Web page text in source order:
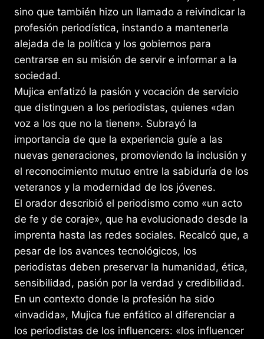
sino que también hizo un llamado a reivindicar la
profesión periodística, instando a mantenerla
alejada de la política y los gobiernos para
centrarse en su misión de servir e informar a la
sociedad.
Mujica enfatizó la pasión y vocación de servicio
que distinguen a los periodistas, quienes «dan
voz a los que no la tienen». Subrayó la
importancia de que la experiencia guíe a las
nuevas generaciones, promoviendo la inclusión y
el reconocimiento mutuo entre la sabiduría de los
veteranos y la modernidad de los jóvenes.
El orador describió el periodismo como «un acto
de fe y de coraje», que ha evolucionado desde la
imprenta hasta las redes sociales. Recalcó que, a
pesar de los avances tecnológicos, los
periodistas deben preservar la humanidad, ética,
sensibilidad, pasión por la verdad y credibilidad.
En un contexto donde la profesión ha sido
«invadida», Mujica fue enfático al diferenciar a
los periodistas de los influencers: «los influencer